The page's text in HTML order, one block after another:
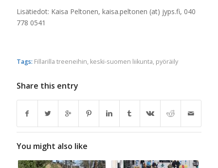
Lisätiedot: Kaisa Peltonen, kaisa.peltonen (at) jyps.fi, 040
778 0541
Tags: Fillarilla treeneihin, keski-suomen liikunta, pyöräily
Share this entry
You might also like